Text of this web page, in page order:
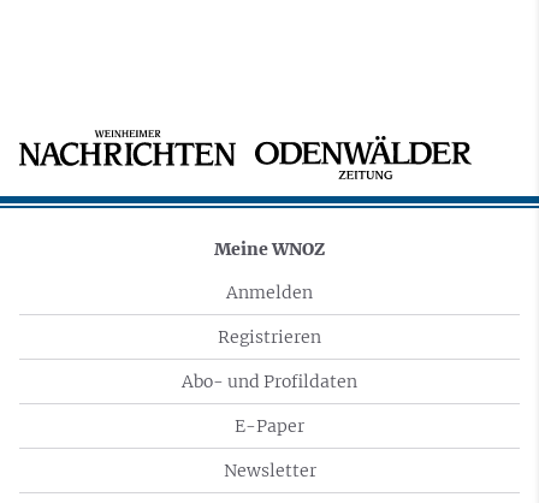
Meine WNOZ
Anmelden
Registrieren
Abo- und Profildaten
E-Paper
Newsletter